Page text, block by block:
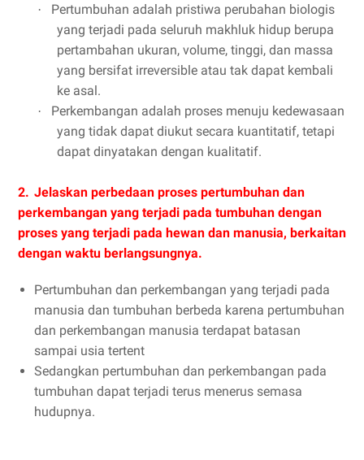
·
Pertumbuhan adalah pristiwa perubahan biologis
yang terjadi pada seluruh makhluk hidup berupa
pertambahan ukuran, volume, tinggi, dan massa
yang bersifat irreversible atau tak dapat kembali
ke asal.
·
Perkembangan adalah proses menuju kedewasaan
yang tidak dapat diukut secara kuantitatif, tetapi
dapat dinyatakan dengan kualitatif.
2. Jelaskan perbedaan proses pertumbuhan dan
perkembangan yang terjadi pada tumbuhan dengan
proses yang terjadi pada hewan dan manusia, berkaitan
dengan waktu berlangsungnya.
Pertumbuhan dan perkembangan yang terjadi pada
manusia dan tumbuhan berbeda karena pertumbuhan
dan perkembangan manusia terdapat batasan
sampai usia tertent
Sedangkan pertumbuhan dan perkembangan pada
tumbuhan dapat terjadi terus menerus semasa
hudupnya.